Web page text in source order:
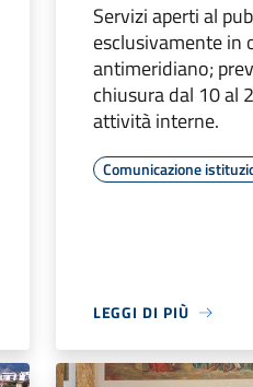
Servizi aperti al
esclusivamente in
antimeridiano;
chiusura dal 10 al
attività interne.
Comunicazione
LEGGI DI PIÙ